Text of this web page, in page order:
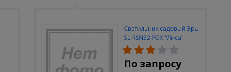
Светильник садовый Эра
SL-RSN32-FOX "Лиса"
солн.бат, полистоун,
цветной, 32 см
По запросу